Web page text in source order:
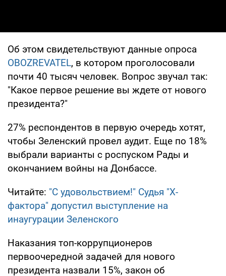
Об этом свидетельствуют данные опроса
OBOZREVATEL, в котором проголосовали
почти 40 тысяч человек. Вопрос звучал так:
"Какое первое решение вы ждете от нового
президента?"
27% респондентов в первую очередь хотят,
чтобы Зеленский провел аудит. Еще по 18%
выбрали варианты с роспуском Рады и
окончанием войны на Донбассе.
Читайте: "С удовольствием!" Судья "X-
фактора" допустил выступление на
инаугурации Зеленского
Наказания топ-коррупционеров
первоочередной задачей для нового
президента назвали 15%, закон об